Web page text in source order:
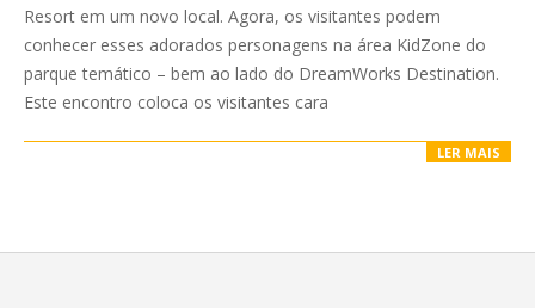
Resort em um novo local. Agora, os visitantes podem
conhecer esses adorados personagens na área KidZone do
parque temático – bem ao lado do DreamWorks Destination.
Este encontro coloca os visitantes cara
LER MAIS